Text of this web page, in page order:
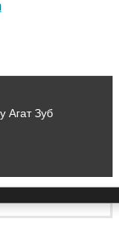
Агат Зуб